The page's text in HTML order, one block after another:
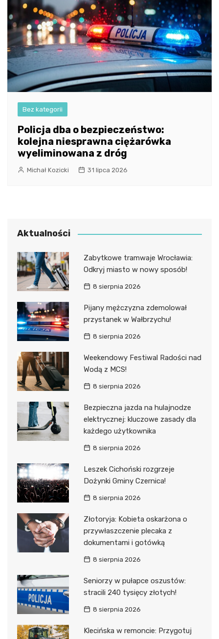
Bez kategorii
Policja dba o bezpieczeństwo:
kolejna niesprawna ciężarówka
wyeliminowana z dróg
Michał Kozicki 31 lipca 2026
Aktualności
Zabytkowe tramwaje Wrocławia:
Odkryj miasto w nowy sposób!
8 sierpnia 2026
Pijany mężczyzna zdemolował
przystanek w Wałbrzychu!
8 sierpnia 2026
Weekendowy Festiwal Radości nad
Wodą z MCS!
8 sierpnia 2026
Bezpieczna jazda na hulajnodze
elektrycznej: kluczowe zasady dla
każdego użytkownika
8 sierpnia 2026
Leszek Cichoński rozgrzeje
Dożynki Gminy Czernica!
8 sierpnia 2026
Złotoryja: Kobieta oskarżona o
przywłaszczenie plecaka z
dokumentami i gotówką
8 sierpnia 2026
Seniorzy w pułapce oszustów:
stracili 240 tysięcy złotych!
8 sierpnia 2026
Klecińska w remoncie: Przygotuj